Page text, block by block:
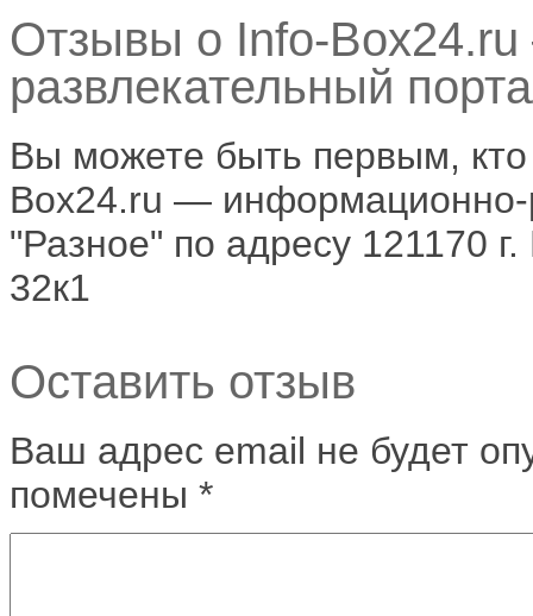
Отзывы о Info-
развлекательный
Вы можете быть первым,
Box24.ru — информационно-
"Разное" по адресу 121170
32к1
Оставить отзыв
Ваш адрес email не будет
помечены *